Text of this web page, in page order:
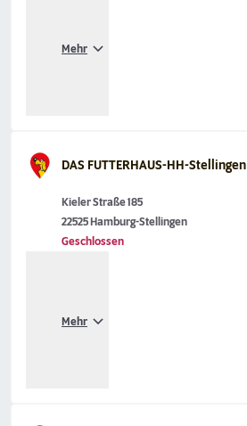
Mehr
DAS FUTTERHAUS-HH-Stellingen
Kieler Straße 185
22525 Hamburg-Stellingen
Geschlossen
Mehr